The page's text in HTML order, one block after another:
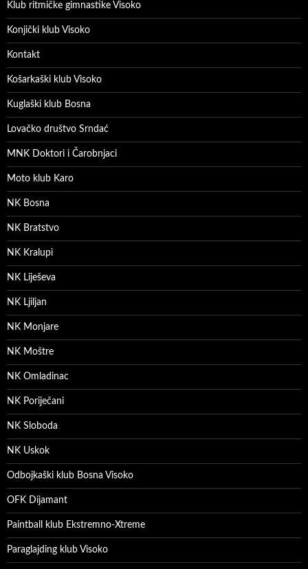
Klub ritmičke gimnastike Visoko
Konjički klub Visoko
Kontakt
Košarkaški klub Visoko
Kuglaški klub Bosna
Lovačko društvo Srndać
MNK Doktori i Čarobnjaci
Moto klub Karo
NK Bosna
NK Bratstvo
NK Kralupi
NK Liješeva
NK Ljiljan
NK Monjare
NK Moštre
NK Omladinac
NK Poriječani
NK Sloboda
NK Uskok
Odbojkaški klub Bosna Visoko
OFK Dijamant
Paintball klub Ekstremno-Xtreme
Paraglajding klub Visoko